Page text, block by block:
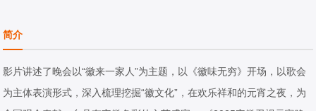
红雷,王玉雯,陈星
旭,刘宇宁,林一,龚
俊
大陆综艺
2026/中国大陆
孟子义,李昀锐
2026/大陆
周涛,徐若晗,贺峻
霖,李雪琴,王子奇,
陈鑫海,方媛,徐志
2026/中国大陆
简介
影片讲述了晚会以“徽来一家人”为主题，以《徽味无穷》开场，以歌会
为主体表演形式，深入梳理挖掘“徽文化”，在欢乐祥和的元宵之夜，为